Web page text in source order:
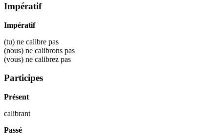
Impératif
Impératif
(tu) ne calibre pas
(nous) ne calibrons pas
(vous) ne calibrez pas
Participes
Présent
calibrant
Passé